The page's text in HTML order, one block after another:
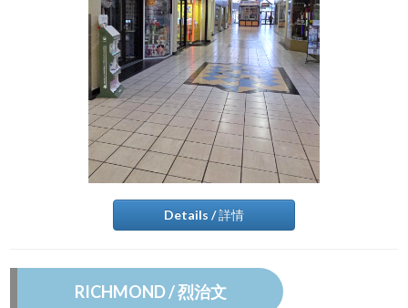
Details / 詳情
RICHMOND / 烈治文